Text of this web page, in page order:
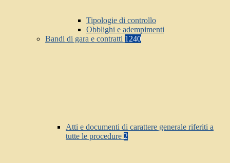
Tipologie di controllo
Obblighi e adempimenti
Bandi di gara e contratti 1240
Atti e documenti di carattere generale riferiti a
tutte le procedure 2